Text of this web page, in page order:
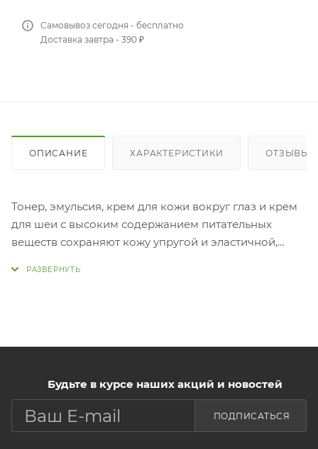
Самовывоз сегодня - бесплатно
Доставка завтра - 390 ₽
ОПИСАНИЕ ХАРАКТЕРИСТИКИ ОТЗЫВЫ
Тонер, эмульсия, крем для кожи вокруг глаз и крем
для шеи с высоким содержанием питательных
веществ сохраняют кожу упругой и эластичной,
маки, пептиды помогают повысить эластичность
оказывают омолаживающее
Применение: Нанести необходимое количество
Будьте в курсе наших акций и новостей
ПОДПИСАТЬСЯ